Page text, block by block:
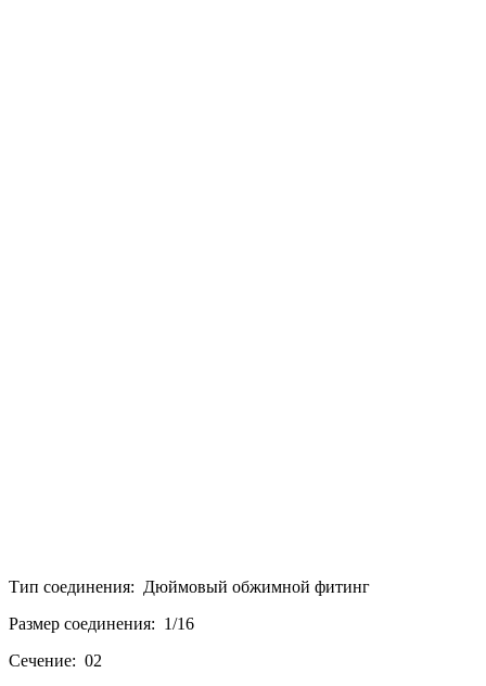
Тип соединения: Дюймовый обжимной фитинг
Размер соединения: 1/16
Сечение: 02